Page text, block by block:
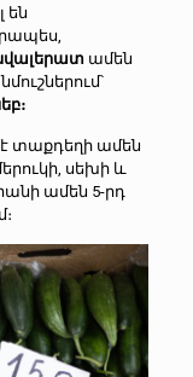
են
ամեն
տաքդեղի ամեն
սեխի և
ամեն 5-րդ